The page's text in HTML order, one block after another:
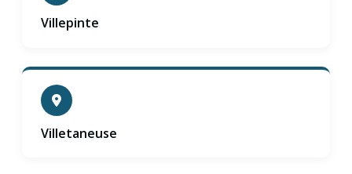
Villepinte
Villetaneuse